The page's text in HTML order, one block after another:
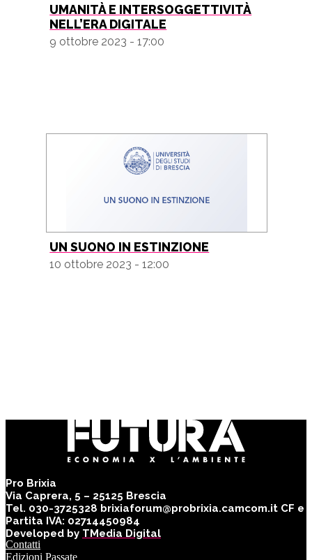
UMANITÀ E INTERSOGGETTIVITÀ
NELL’ERA DIGITALE
9 ottobre 2023 - 17:00
UN SUONO IN ESTINZIONE
10 ottobre 2023 - 12:00
Pro Brixia
Via Caprera, 5 – 25125 Brescia
Tel. 030-3725328 brixiaforum@probrixia.camcom.it CF e
Partita IVA: 02714450984
Developed by TMedia Digital
Contatti
Edizioni Passate